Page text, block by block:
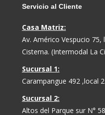
Servicio al Cliente
Casa Matriz:
Av. Américo Vespucio 75,
Cisterna. (Intermodal La
Sucursal 1:
Carampangue 492 ,local
Sucursal 2:
Altos del Parque sur N°